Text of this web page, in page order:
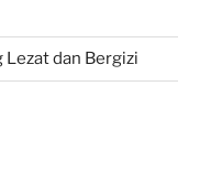
Lezat dan Bergizi